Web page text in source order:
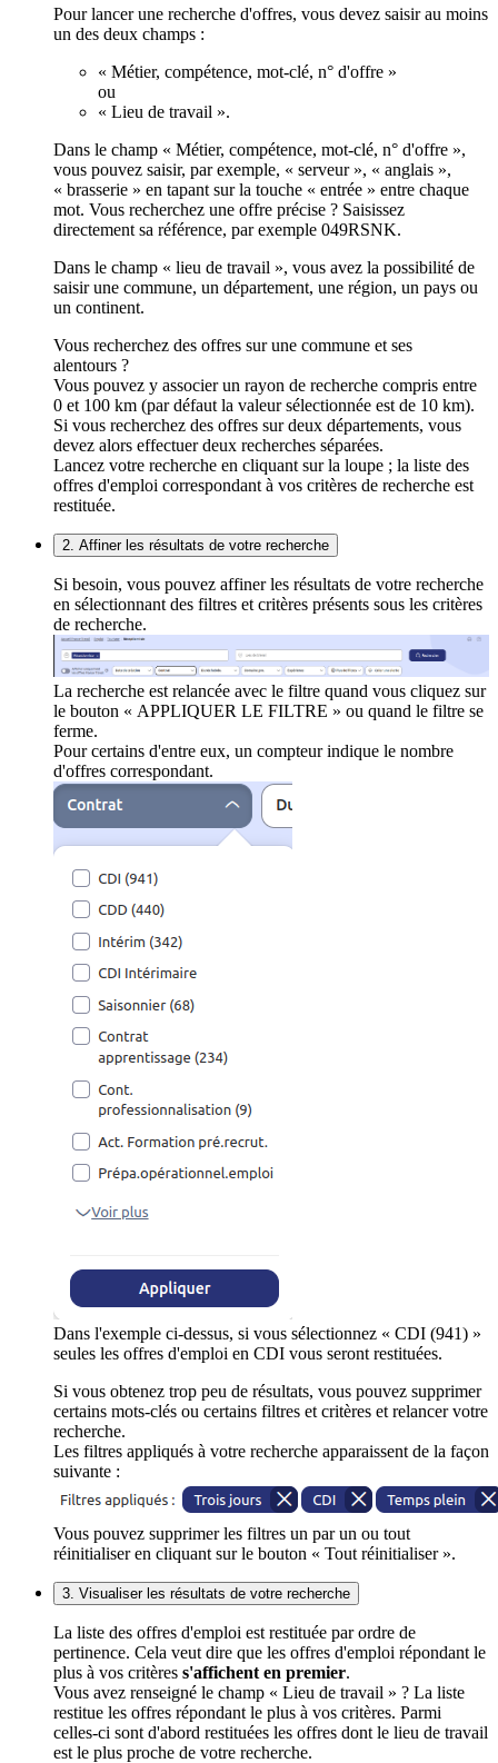
Pour lancer une recherche d'offres, vous devez saisir au moins
un des deux champs :
« Métier, compétence, mot-clé, n° d'offre »
ou
« Lieu de travail ».
Dans le champ « Métier, compétence, mot-clé, n° d'offre »,
vous pouvez saisir, par exemple, « serveur », « anglais »,
« brasserie » en tapant sur la touche « entrée » entre chaque
mot. Vous recherchez une offre précise ? Saisissez
directement sa référence, par exemple 049RSNK.
Dans le champ « lieu de travail », vous avez la possibilité de
saisir une commune, un département, une région, un pays ou
un continent.
Vous recherchez des offres sur une commune et ses
alentours ?
Vous pouvez y associer un rayon de recherche compris entre
0 et 100 km (par défaut la valeur sélectionnée est de 10 km).
Si vous recherchez des offres sur deux départements, vous
devez alors effectuer deux recherches séparées.
Lancez votre recherche en cliquant sur la loupe ; la liste des
offres d'emploi correspondant à vos critères de recherche est
restituée.
2. Affiner les résultats de votre recherche
Si besoin, vous pouvez affiner les résultats de votre recherche
en sélectionnant des filtres et critères présents sous les critères
de recherche.
La recherche est relancée avec le filtre quand vous cliquez sur
le bouton « APPLIQUER LE FILTRE » ou quand le filtre se
ferme.
Pour certains d'entre eux, un compteur indique le nombre
d'offres correspondant.
Dans l'exemple ci-dessus, si vous sélectionnez « CDI (941) »
seules les offres d'emploi en CDI vous seront restituées.
Si vous obtenez trop peu de résultats, vous pouvez supprimer
certains mots-clés ou certains filtres et critères et relancer votre
recherche.
Les filtres appliqués à votre recherche apparaissent de la façon
suivante :
Vous pouvez supprimer les filtres un par un ou tout
réinitialiser en cliquant sur le bouton « Tout réinitialiser ».
3. Visualiser les résultats de votre recherche
La liste des offres d'emploi est restituée par ordre de
pertinence. Cela veut dire que les offres d'emploi répondant le
plus à vos critères s'affichent en premier.
Vous avez renseigné le champ « Lieu de travail » ? La liste
restitue les offres répondant le plus à vos critères. Parmi
celles-ci sont d'abord restituées les offres dont le lieu de travail
est le plus proche de votre recherche.